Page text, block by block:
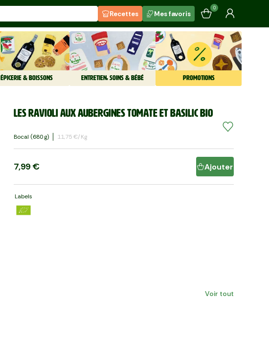
Recettes Mes favoris
0
ÉPICERIE & BOISSONS ENTRETIEN, SOINS & BÉBÉ PROMOTIONS
Les Ravioli aux aubergines tomate et basilic BIO
Bocal (680 G) 11,75 €/kg
7,99 € Ajouter
Labels
Voir tout